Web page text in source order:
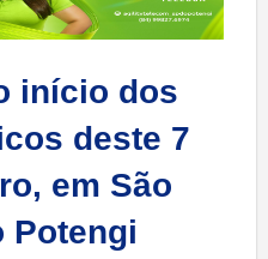
início dos
deste 7
em São
Potengi